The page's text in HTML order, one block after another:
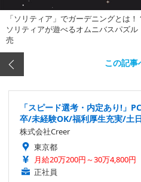
「ソリティア」でガーデニングとは
ソリティアが遊べるオムニバスパズ
売
この記事
「スピード選考・内定あり!」
卒/未経験OK/福利厚生充実/土
株式会社Creer
東京都
月給20万200円～30万4,800円
正社員